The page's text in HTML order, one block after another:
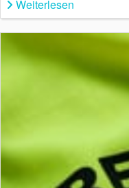
Weiterlesen